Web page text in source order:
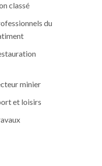
classé
du
minier
et loisirs